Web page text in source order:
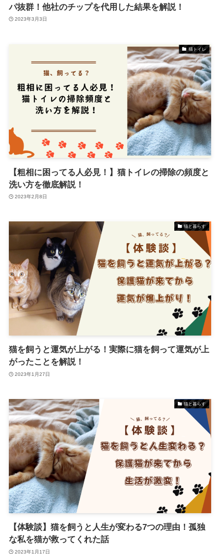
パ抜群！他社のチップを代用した結果を解説！
2023年3月3日
猫トイレ
【粗相に困ってる人必見！】猫トイレの掃除の頻度と
洗い方を徹底解説！
2023年2月8日
猫と暮らす
猫を飼うと運気が上がる！実際に猫を飼って運気が上
がったことを解説！
2023年1月27日
猫と暮らす
【体験談】猫を飼うと人生が変わる7つの理由！孤独
な私を猫が救ってくれた話
2023年1月17日